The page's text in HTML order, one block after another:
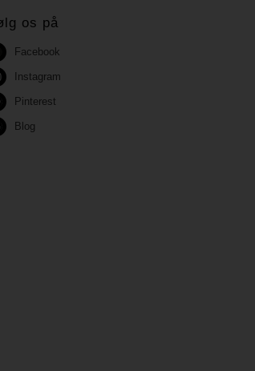
os på
Facebook
Instagram
Pinterest
Blog